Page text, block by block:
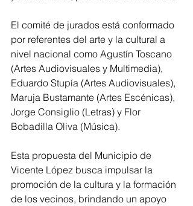
El comité de jurados está conformado
por referentes del arte y la cultural a
nivel nacional como Agustín Toscano
(Artes Audiovisuales y Multimedia),
Eduardo Stupía (Artes Audiovisuales),
Maruja Bustamante (Artes Escénicas),
Jorge Consiglio (Letras) y Flor
Bobadilla Oliva (Música).
Esta propuesta del Municipio de
Vicente López busca impulsar la
promoción de la cultura y la formación
de los vecinos, brindando un apoyo